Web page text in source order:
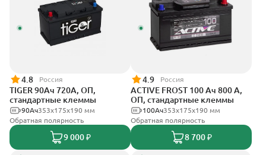
4.8 Россия
TIGER 90Ач 720А, ОП,
стандартные клеммы
353х175х190 мм
90Ач
Обратная полярность
9 000 ₽
4.9 Россия
ACTIVE FROST 100 Ач 800 А,
ОП, стандартные клеммы
353х175х190 мм
100Ач
Обратная полярность
8 700 ₽